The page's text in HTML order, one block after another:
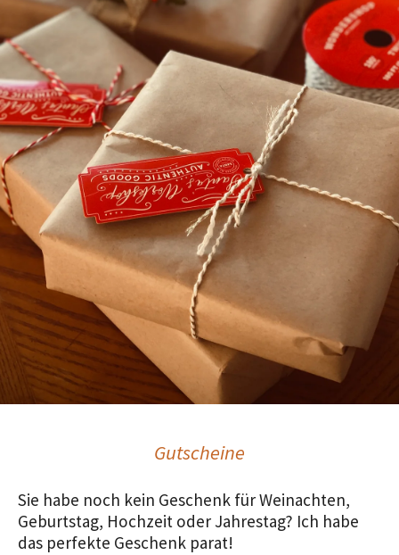
Gutscheine
Sie habe noch kein Geschenk für Weinachten,
Geburtstag, Hochzeit oder Jahrestag? Ich habe
das perfekte Geschenk parat!